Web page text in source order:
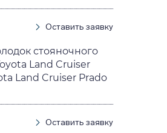
Оставить заявку
стояночного
Land Cruiser
Land Cruiser Prado
Оставить заявку